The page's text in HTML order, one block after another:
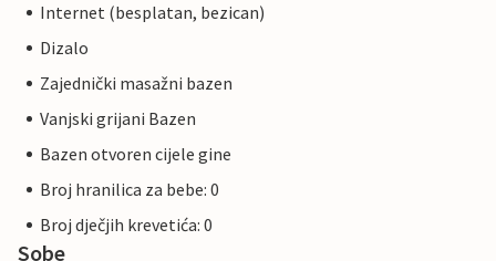
Internet (besplatan, bezican)
Dizalo
Zajednički masažni bazen
Vanjski grijani Bazen
Bazen otvoren cijele gine
Broj hranilica za bebe: 0
Broj dječjih krevetića: 0
Sobe